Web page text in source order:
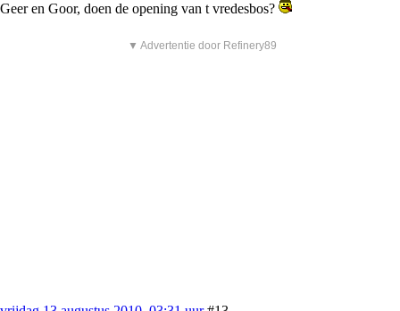
Geer en Goor, doen de opening van t vredesbos?
▼ Advertentie door Refinery89